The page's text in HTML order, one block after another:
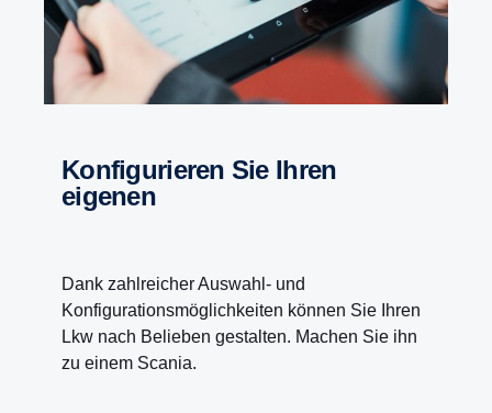
Konfigurieren Sie Ihren
eigenen
Dank zahlreicher Auswahl- und
Konfigurationsmöglichkeiten können Sie Ihren
Lkw nach Belieben gestalten. Machen Sie ihn
zu einem Scania.